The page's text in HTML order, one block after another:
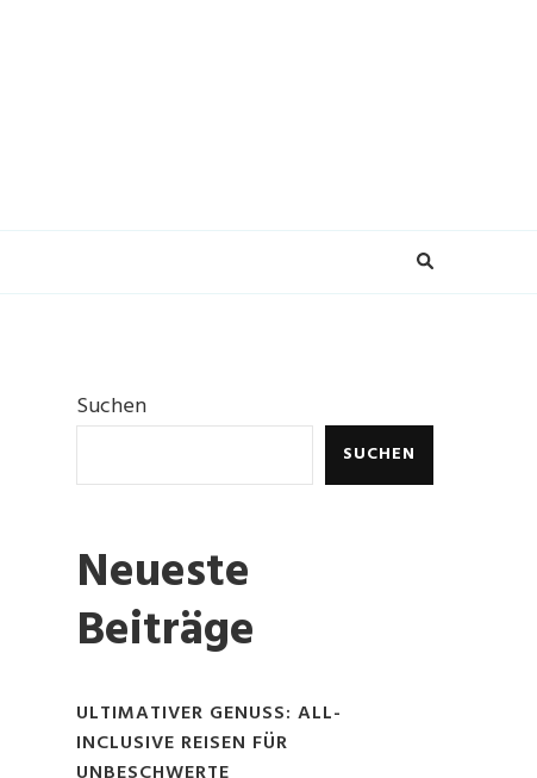
Suchen
SUCHEN
Neueste
Beiträge
ULTIMATIVER GENUSS: ALL-
INCLUSIVE REISEN FÜR